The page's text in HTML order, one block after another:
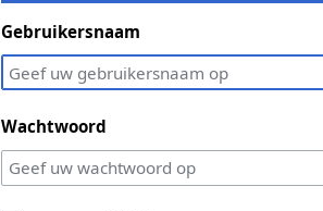
Gebruikersnaam
Wachtwoord